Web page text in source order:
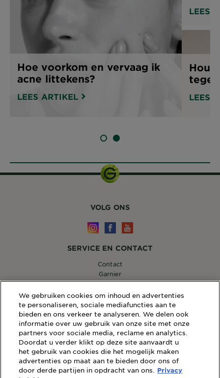
Hoe voorkom en vervaag ik
acne littekens?
LEES ARTIKEL
LEES
LEES
SLIDE 1SLIDE 2
WEBSITE LINKS
Sitemap
Wettelijke Bepalingen
Privacybeleid
VOLG ONS
SERVICE EN CONTACT
Contact
Garnier
14, RUE ROYALE 75008 PARIS
[email protected]
We gebruiken cookies om inhoud en advertenties
te personaliseren, sociale mediafuncties aan te
bieden en ons verkeer te analyseren. We delen ook
informatie over uw gebruik van onze site met onze
partners voor sociale media, reclame en analytics.
Doordat u verder klikt op deze site aanvaardt u
het gebruik van cookies die het mogelijk maken
advertenties op maat aan te bieden door ons of
door derde partijen in opdracht van ons.
Privacy